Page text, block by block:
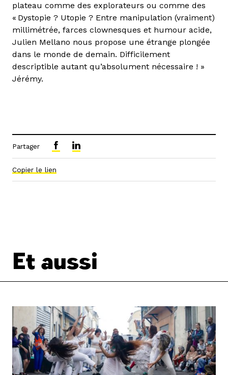
plateau comme des explorateurs ou comme des
« Dystopie ? Utopie ? Entre manipulation (vraiment)
millimétrée, farces clownesques et humour acide,
Julien Mellano nous propose une étrange plongée
dans le monde de demain. Difficilement
descriptible autant qu’absolument nécessaire ! »
Jérémy.
Partager
Copier le lien
Et aussi